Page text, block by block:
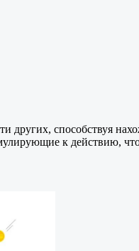
других, способствуя
к действию,